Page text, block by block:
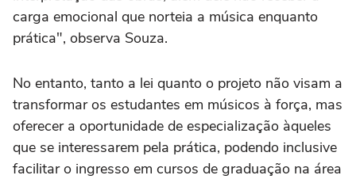
carga emocional que norteia a música enquanto
prática", observa Souza.
No entanto, tanto a lei quanto o projeto não visam a
transformar os estudantes em músicos à força, mas
oferecer a oportunidade de especialização àqueles
que se interessarem pela prática, podendo inclusive
facilitar o ingresso em cursos de graduação na área